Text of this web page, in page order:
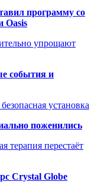
программу со
Oasis
упрощают
события и
установка
поженились
терапия перестаёт
Crystal Globe